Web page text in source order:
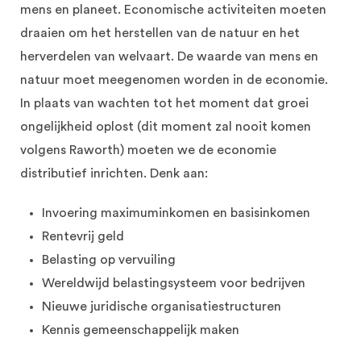
mens en planeet. Economische activiteiten moeten
draaien om het herstellen van de natuur en het
herverdelen van welvaart. De waarde van mens en
natuur moet meegenomen worden in de economie.
In plaats van wachten tot het moment dat groei
ongelijkheid oplost (dit moment zal nooit komen
volgens Raworth) moeten we de economie
distributief inrichten. Denk aan:
Invoering maximuminkomen en basisinkomen
Rentevrij geld
Belasting op vervuiling
Wereldwijd belastingsysteem voor bedrijven
Nieuwe juridische organisatiestructuren
Kennis gemeenschappelijk maken